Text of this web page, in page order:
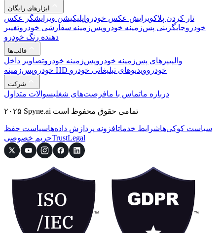
ابزارهای رایگان
تار کردن پلاکویرایش عکس خودرو اپلیکیشن ویرایشگر عکس
خودروجایگزینی پس‌زمینه خودروپس‌زمینه سفارشی خودروتغییر
دهنده رنگ خودرو
قالب‌ها
والپیپرهای پس‌زمینه خودروپس‌زمینه خودروتصاویر داخل
خودرو
پس‌زمینه HD خودروویدیوهای تبلیغاتی خودرو
شرکت
درباره ماتماس با مافرصت‌های شغلیسوالات متداول
۲۰۲۵ Spyne.ai تمامی حقوق محفوظ است
سیاست کوکی‌هاشرایط خدماتافزونه پردازش داده‌هاسیاست حفظ
حریم خصوصیTrustLegal